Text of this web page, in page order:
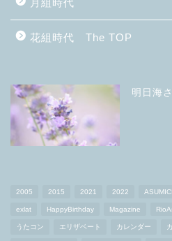
月組時代
花組時代 The TOP
明日海
2005 2015 2021 2022
exlat HappyBirthday Magazine
うたコン エリザベート カレンダー